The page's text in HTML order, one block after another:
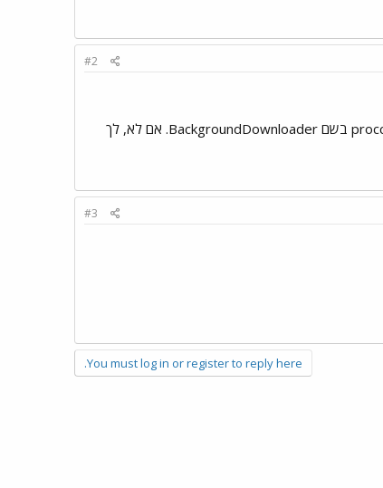
#2
בסרגל משימות של Windows (תמונה). אם אתה לא רואה כזה תבדוק במנהל משימות (ctrl+alt+del) אם יש proccess בשם BackgroundDownloader. אם לא, לך
#3
You must log in or register to reply here.